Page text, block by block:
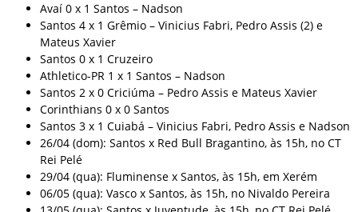
Avaí 0 x 1 Santos – Nadson
Santos 4 x 1 Grêmio – Vinicius Fabri, Pedro Assis (2) e
Mateus Xavier
Santos 0 x 1 Cruzeiro
Athletico-PR 1 x 1 Santos – Nadson
Santos 2 x 0 Criciúma – Pedro Assis e Mateus Xavier
Corinthians 0 x 0 Santos
Santos 3 x 1 Cuiabá – Vinicius Fabri, Pedro Assis e Nadson
26/04 (dom): Santos x Red Bull Bragantino, às 15h, no CT
Rei Pelé
29/04 (qua): Fluminense x Santos, às 15h, em Xerém
06/05 (qua): Vasco x Santos, às 15h, no Nivaldo Pereira